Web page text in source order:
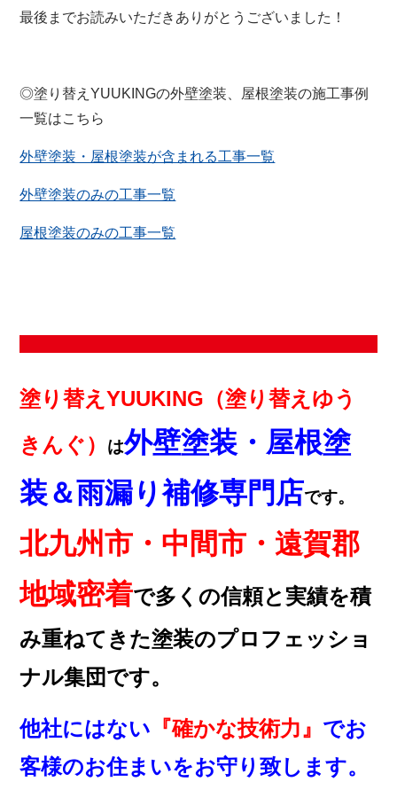
最後までお読みいただきありがとうございました！
◎塗り替えYUUKINGの外壁塗装、屋根塗装の施工事例
一覧はこちら
外壁塗装・屋根塗装が含まれる工事一覧
外壁塗装のみの工事一覧
屋根塗装のみの工事一覧
塗り替えYUUKING（塗り替えゆう
きんぐ）
は外壁塗装・屋根塗
装＆雨漏り補修専門店です。
北九州市・中間市・遠賀郡
地域密着で多くの信頼と実績を積
み重ねてきた塗装のプロフェッショ
ナル集団です。
他社にはない 『確かな技術力』 でお
客様のお住まいをお守り致します。